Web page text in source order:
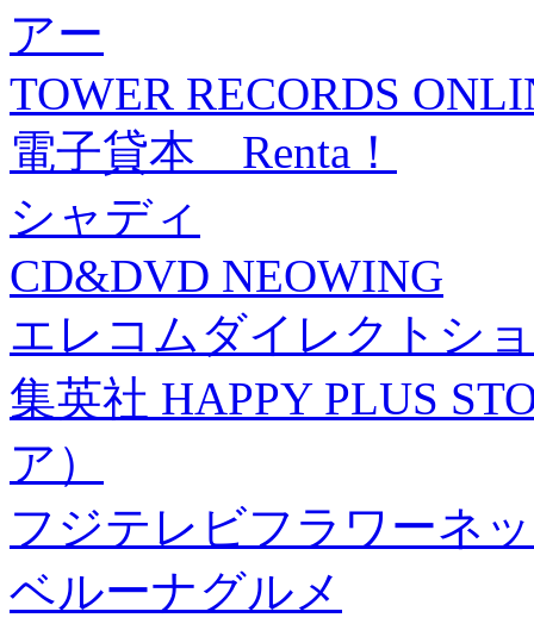
アー
TOWER RECORDS
電子貸本 Renta！
シャディ
CD&DVD NEOWING
エレコムダイレクトシ
集英社 HAPPY PLUS
ア）
フジテレビフラワーネ
ベルーナグルメ